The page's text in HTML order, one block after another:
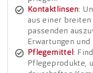
Kontaktlinsen:
aus einer
passenden
Erwartungen
Pflegemittel:
Pflegeprodukte,